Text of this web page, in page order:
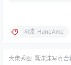
雨波_HaneAme
大佬秀图 蠢沫沫写真合